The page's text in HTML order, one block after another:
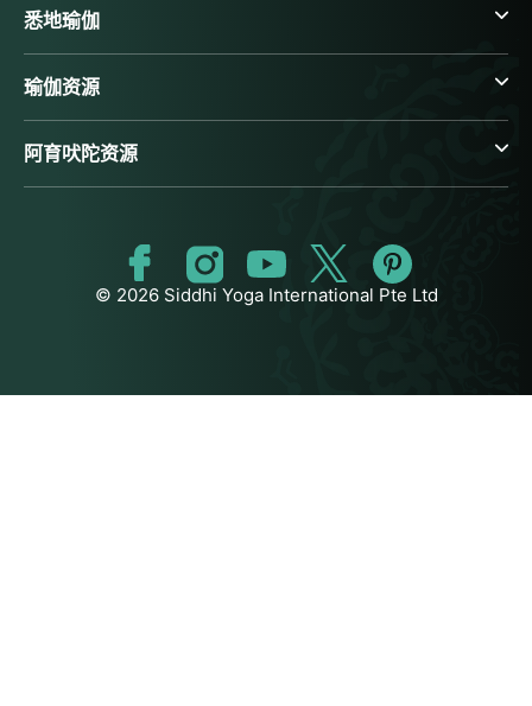
悉地瑜伽
瑜伽资源
阿育吠陀资源
© 2026 Siddhi Yoga International Pte Ltd